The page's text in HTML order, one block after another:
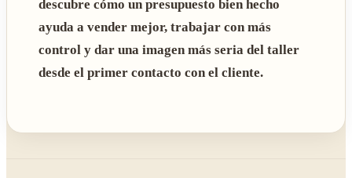
descubre cómo un presupuesto bien hecho
ayuda a vender mejor, trabajar con más
control y dar una imagen más seria del taller
desde el primer contacto con el cliente.